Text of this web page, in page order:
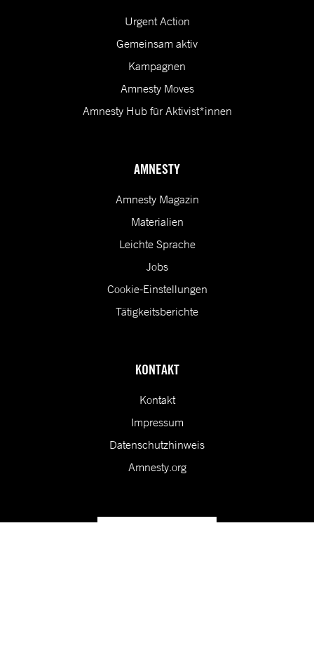
Urgent Action
Gemeinsam aktiv
Kampagnen
Amnesty Moves
Amnesty Hub für Aktivist*innen
AMNESTY
Amnesty Magazin
Materialien
Leichte Sprache
Jobs
Cookie-Einstellungen
Tätigkeitsberichte
KONTAKT
Kontakt
Impressum
Datenschutzhinweis
Amnesty.org